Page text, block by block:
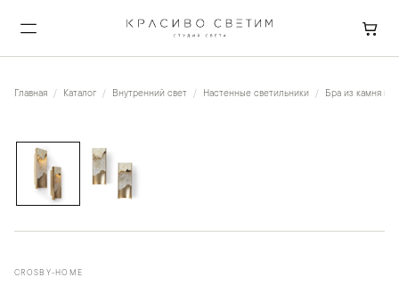
Главная Каталог Внутренний свет Настенные светильники Бра из камня и
CROSBY-HOME